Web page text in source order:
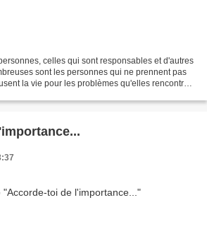
celles qui sont responsables et d'autres
sont les personnes qui ne prennent pas
la vie pour les problèmes qu'elles rencontrent